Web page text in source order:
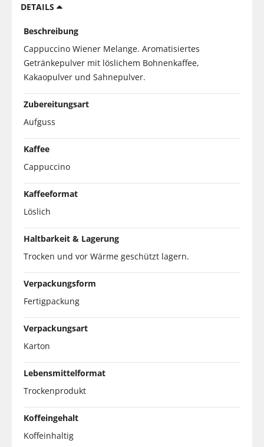
DETAILS
Beschreibung
Cappuccino Wiener Melange. Aromatisiertes
Getränkepulver mit löslichem Bohnenkaffee,
Kakaopulver und Sahnepulver.
Zubereitungsart
Aufguss
Kaffee
Cappuccino
Kaffeeformat
Löslich
Haltbarkeit & Lagerung
Trocken und vor Wärme geschützt lagern.
Verpackungsform
Fertigpackung
Verpackungsart
Karton
Lebensmittelformat
Trockenprodukt
Koffeingehalt
Koffeinhaltig